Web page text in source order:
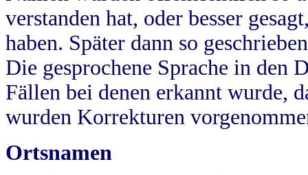
verstanden hat, oder besser
haben. Später dann so
Die gesprochene Sprache in
Fällen bei denen erkannt wurde,
wurden Korrekturen
Ortsnamen